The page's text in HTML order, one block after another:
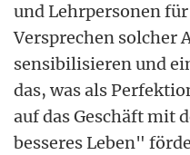
und Lehrpersonen
Versprechen solcher
sensibilisieren und
das, was als
auf das Geschäft mit
besseres Leben"